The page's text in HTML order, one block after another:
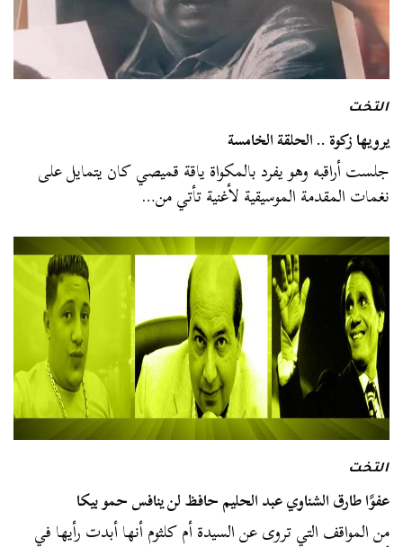
التخت
يرويها زكوة .. الحلقة الخامسة
جلست أراقبه وهو يفرد بالمكواة ياقة قميصي كان يتمايل على
نغمات المقدمة الموسيقية لأغنية تأتي من…
التخت
عفوًا طارق الشناوي عبد الحليم حافظ لن ينافس حمو بيكا
من المواقف التي تروى عن السيدة أم كلثوم أنها أبدت رأيها في